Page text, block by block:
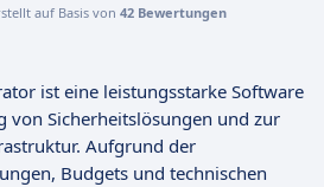
auf Basis von 42 Bewertungen
ist eine leistungsstarke Software
von Sicherheitslösungen und zur
Aufgrund der
Budgets und technischen